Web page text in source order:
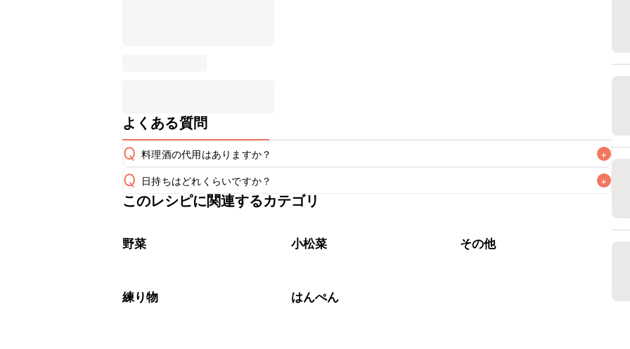
よくある質問
Q 料理酒の代用はありますか？ +
A
Q 日持ちはどれくらいですか？ +
保存期間は冷蔵で翌日中が目安です。なるべくお早めにお召し上がりください。
※日持ちは目安です。
このレシピに関連するカテゴリ
野菜 小松菜 その他
練り物 はんぺん